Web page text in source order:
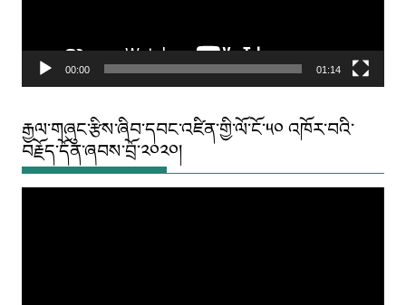
00:00 01:14
རྒྱལ་གཞུང་རྩིས་ཞིབ་དབང་འཛིན་གྱི་ལོ་ངོ་༥༠ འཁོར་བའི་
བརྗོད་དོན་ཞབས་བྲོ་༢༠༢༠།